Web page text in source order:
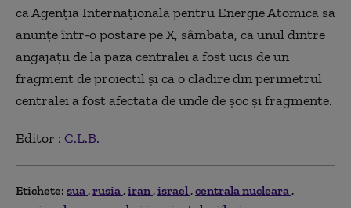
ca Agenţia Internaţională pentru Energie Atomică să
anunţe într-o postare pe X, sâmbătă, că unul dintre
angajaţii de la paza centralei a fost ucis de un
fragment de proiectil şi că o clădire din perimetrul
centralei a fost afectată de unde de şoc şi fragmente.
Editor : C.L.B.
Etichete: sua rusia iran israel centrala nucleara